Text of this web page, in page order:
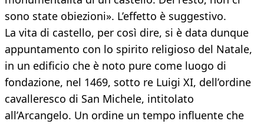
sono state obiezioni». L’effetto è suggestivo.
La vita di castello, per così dire, si è data dunque
appuntamento con lo spirito religioso del Natale,
in un edificio che è noto pure come luogo di
fondazione, nel 1469, sotto re Luigi XI, dell’ordine
cavalleresco di San Michele, intitolato
all’Arcangelo. Un ordine un tempo influente che